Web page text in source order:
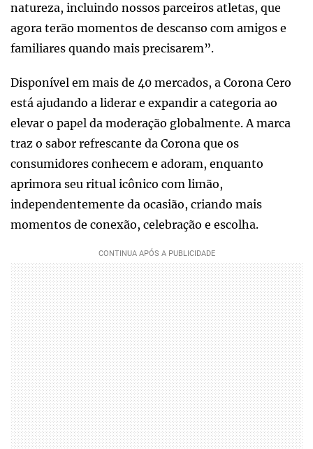
natureza, incluindo nossos parceiros atletas, que
agora terão momentos de descanso com amigos e
familiares quando mais precisarem”.
Disponível em mais de 40 mercados, a Corona Cero
está ajudando a liderar e expandir a categoria ao
elevar o papel da moderação globalmente. A marca
traz o sabor refrescante da Corona que os
consumidores conhecem e adoram, enquanto
aprimora seu ritual icônico com limão,
independentemente da ocasião, criando mais
momentos de conexão, celebração e escolha.